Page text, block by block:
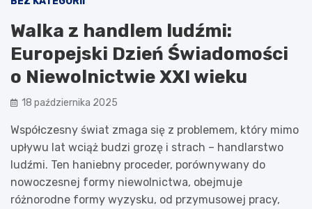
Walka z handlem ludźmi:
Europejski Dzień Świadomości
o Niewolnictwie XXI wieku
18 października 2025
Współczesny świat zmaga się z problemem, który mimo
upływu lat wciąż budzi grozę i strach – handlarstwo
ludźmi. Ten haniebny proceder, porównywany do
nowoczesnej formy niewolnictwa, obejmuje
różnorodne formy wyzysku, od przymusowej pracy,